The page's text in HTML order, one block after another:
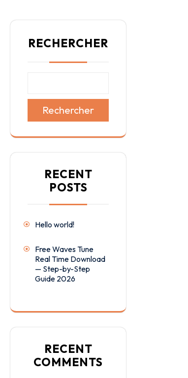
RECHERCHER
Rechercher
RECENT
POSTS
Hello world!
Free Waves Tune
Real Time Download
— Step-by-Step
Guide 2026
RECENT
COMMENTS